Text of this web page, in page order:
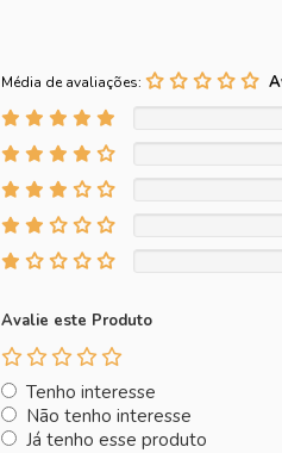
Média de avaliações:
Avalie este Produto
Tenho interesse
Não tenho interesse
Já tenho esse produto